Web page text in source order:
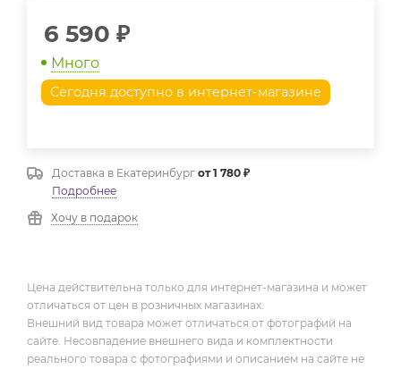
6 590 ₽
Много
Сегодня доступно в интернет-магазине
Доставка в Екатеринбург от 1 780 ₽
Подробнее
Хочу в подарок
Цена действительна только для интернет-магазина и может
отличаться от цен в розничных магазинах.
Внешний вид товара может отличаться от фотографий на
сайте. Несовпадение внешнего вида и комплектности
реального товара с фотографиями и описанием на сайте не